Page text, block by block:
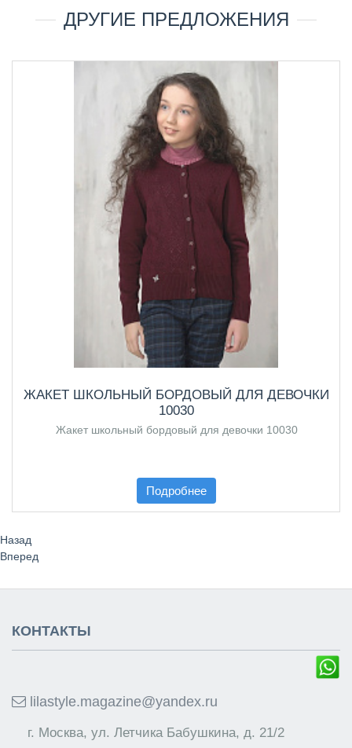
ДРУГИЕ ПРЕДЛОЖЕНИЯ
ЖАКЕТ ШКОЛЬНЫЙ БОРДОВЫЙ ДЛЯ ДЕВОЧКИ
10030
Жакет школьный бордовый для девочки 10030
Подробнее
Назад
Вперед
КОНТАКТЫ
lilastyle.magazine@yandex.ru
г. Москва, ул. Летчика Бабушкина, д. 21/2